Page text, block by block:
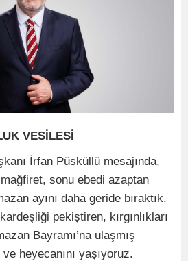
VESİLESİ
İrfan Püsküllü mesajında,
sonu ebedi azaptan
ayını daha geride bıraktık.
pekiştiren, kırgınlıkları
Bayramı’na ulaşmış
heyecanını yaşıyoruz.